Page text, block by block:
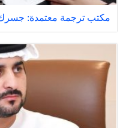
مكتب ترجمة معتمدة: جسرك